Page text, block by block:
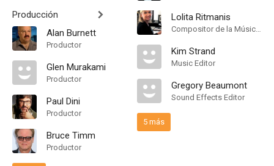
Producción
Alan Burnett
Productor
Glen Murakami
Productor
Paul Dini
Productor
Bruce Timm
Productor
Lolita Ritmanis
Compositor de la Música Original
Kim Strand
Music Editor
Gregory Beaumont
Sound Effects Editor
5 más